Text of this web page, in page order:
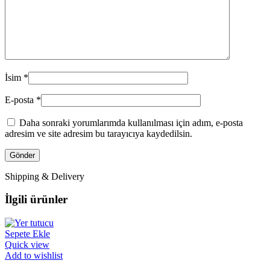
İsim *
E-posta *
Daha sonraki yorumlarımda kullanılması için adım, e-posta
adresim ve site adresim bu tarayıcıya kaydedilsin.
Shipping & Delivery
İlgili ürünler
Sepete Ekle
Quick view
Add to wishlist